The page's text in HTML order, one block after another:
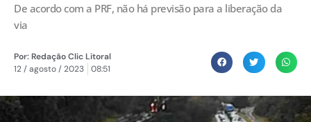
De acordo com a PRF, não há previsão para a liberação da
via
Por:Redação Clic Litoral
12 / agosto / 2023
08:51